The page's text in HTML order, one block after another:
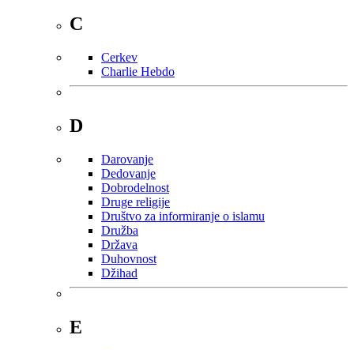
C
Cerkev
Charlie Hebdo
D
Darovanje
Dedovanje
Dobrodelnost
Druge religije
Društvo za informiranje o islamu
Družba
Država
Duhovnost
Džihad
E